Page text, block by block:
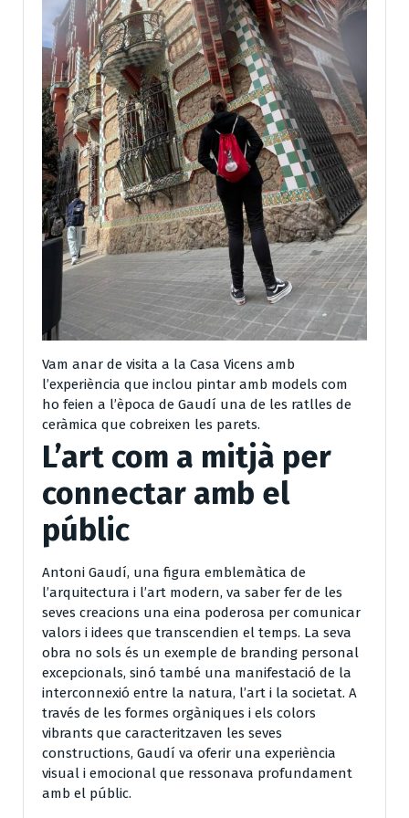
Vam anar de visita a la Casa Vicens amb
l’experiència que inclou pintar amb models com
ho feien a l’època de Gaudí una de les ratlles de
ceràmica que cobreixen les parets.
L’art com a mitjà per
connectar amb el
públic
Antoni Gaudí, una figura emblemàtica de
l’arquitectura i l’art modern, va saber fer de les
seves creacions una eina poderosa per comunicar
valors i idees que transcendien el temps. La seva
obra no sols és un exemple de branding personal
excepcionals, sinó també una manifestació de la
interconnexió entre la natura, l’art i la societat. A
través de les formes orgàniques i els colors
vibrants que caracteritzaven les seves
constructions, Gaudí va oferir una experiència
visual i emocional que ressonava profundament
amb el públic.